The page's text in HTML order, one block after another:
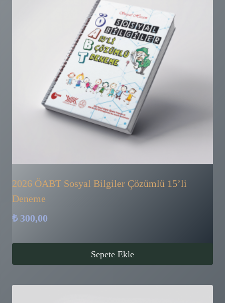
2026 ÖABT Sosyal Bilgiler Çözümlü 15’li
Deneme
₺300,00
Sepete Ekle